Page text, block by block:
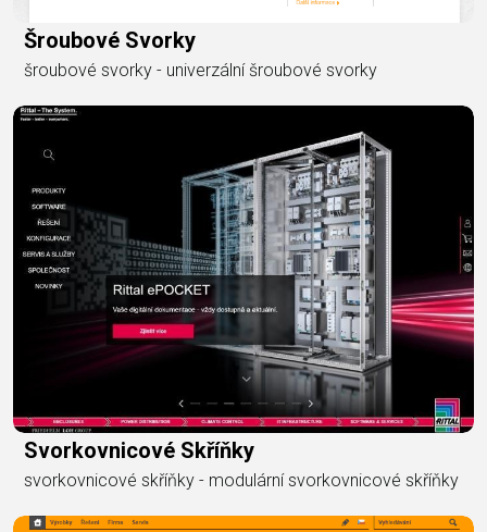
Šroubové Svorky
šroubové svorky - univerzální šroubové svorky
Svorkovnicové Skříňky
svorkovnicové skříňky - modulární svorkovnicové skříňky